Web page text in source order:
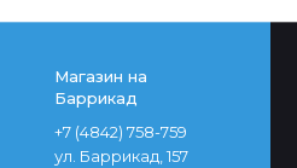
Магазин на
Баррикад
+7 (4842) 758-759
ул. Баррикад, 157